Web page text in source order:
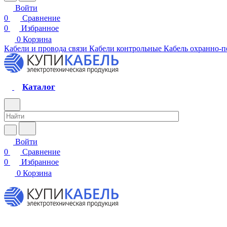
Войти
0
Сравнение
0
Избранное
0 Корзина
Кабели и провода связи Кабели контрольные Кабель охранно-
Каталог
Войти
0
Сравнение
0
Избранное
0 Корзина